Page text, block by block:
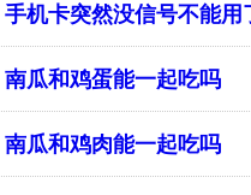
手机卡突然没信号不能用
南瓜和鸡蛋能一起吃吗
南瓜和鸡肉能一起吃吗